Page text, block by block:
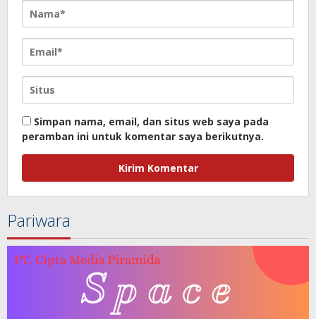
Simpan nama, email, dan situs web saya pada
peramban ini untuk komentar saya berikutnya.
Pariwara